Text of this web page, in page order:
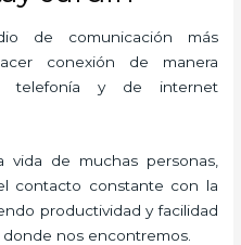
de comunicación más
conexión de manera
telefonía y de internet
vida de muchas personas,
contacto constante con la
productividad y facilidad
donde nos encontremos.